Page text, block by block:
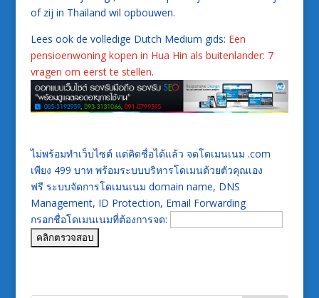
of zij in Thailand wil opbouwen.
Lees ook de volledige Dutch Medium gids: Een
pensioenwoning kopen in Hua Hin als buitenlander: 7
vragen om eerst te stellen.
ไม่พร้อมทำเว็บไซต์ แต่คิดชื่อได้แล้ว จดโดเมนเนม .com
เพียง 499 บาท พร้อมระบบบริหารโดเมนด้วยตัวคุณเอง
ฟรี ระบบจัดการโดเมนเนม domain name, DNS
Management, ID Protection, Email Forwarding
กรอกชื่อโดเมนเนมที่ต้องการจด: